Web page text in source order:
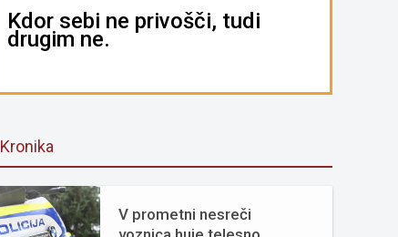
Kdor sebi ne privošči, tudi
drugim ne.
Kronika
V prometni nesreči